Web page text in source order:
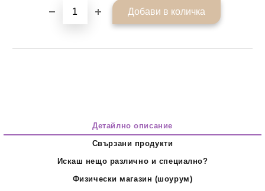
Детайлно описание
Свързани продукти
Искаш нещо различно и специално?
Физически магазин (шоурум)